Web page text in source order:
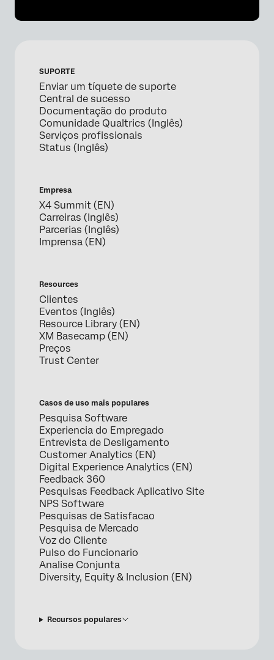
SUPORTE
Enviar um tíquete de suporte
Central de sucesso
Documentação do produto
Comunidade Qualtrics (Inglês)
Serviços profissionais
Status (Inglês)
Empresa
X4 Summit (EN)
Carreiras (Inglês)
Parcerias (Inglês)
Imprensa (EN)
Resources
Clientes
Eventos (Inglês)
Resource Library (EN)
XM Basecamp (EN)
Preços
Trust Center
Casos de uso mais populares
Pesquisa Software
Experiencia do Empregado
Entrevista de Desligamento
Customer Analytics (EN)
Digital Experience Analytics (EN)
Feedback 360
Pesquisas Feedback Aplicativo Site
NPS Software
Pesquisas de Satisfacao
Pesquisa de Mercado
Voz do Cliente
Pulso do Funcionario
Analise Conjunta
Diversity, Equity & Inclusion (EN)
Recursos populares